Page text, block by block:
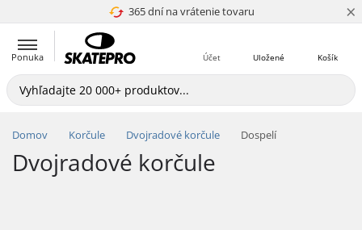
365 dní na vrátenie tovaru
4.8 z 5 ×
Ponuka Košík
Uložené
Účet
Domov Korčule Dvojradové korčule Dospelí
Dvojradové korčule